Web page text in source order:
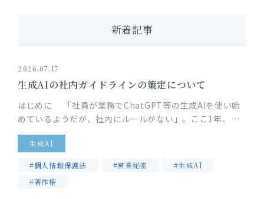
新着記事
2026.07.17
生成AIの社内ガイドラインの策定について
はじめに 「社員が業務でChatGPT等の生成AIを使い始
めているようだが、社内にルールがない」。ここ1年、顧
問先のIT企業から特に多くいただくご相談です。生成AIの
業務利用には…
生成AI
#個人情報保護法 #営業秘密
#生成AI
#著作権